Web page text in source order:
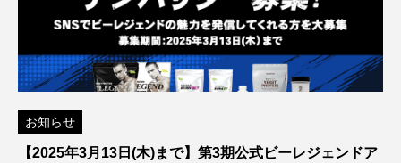
お知らせ
【2025年3月13日(木)まで】第3期公式ビーレジェンドア